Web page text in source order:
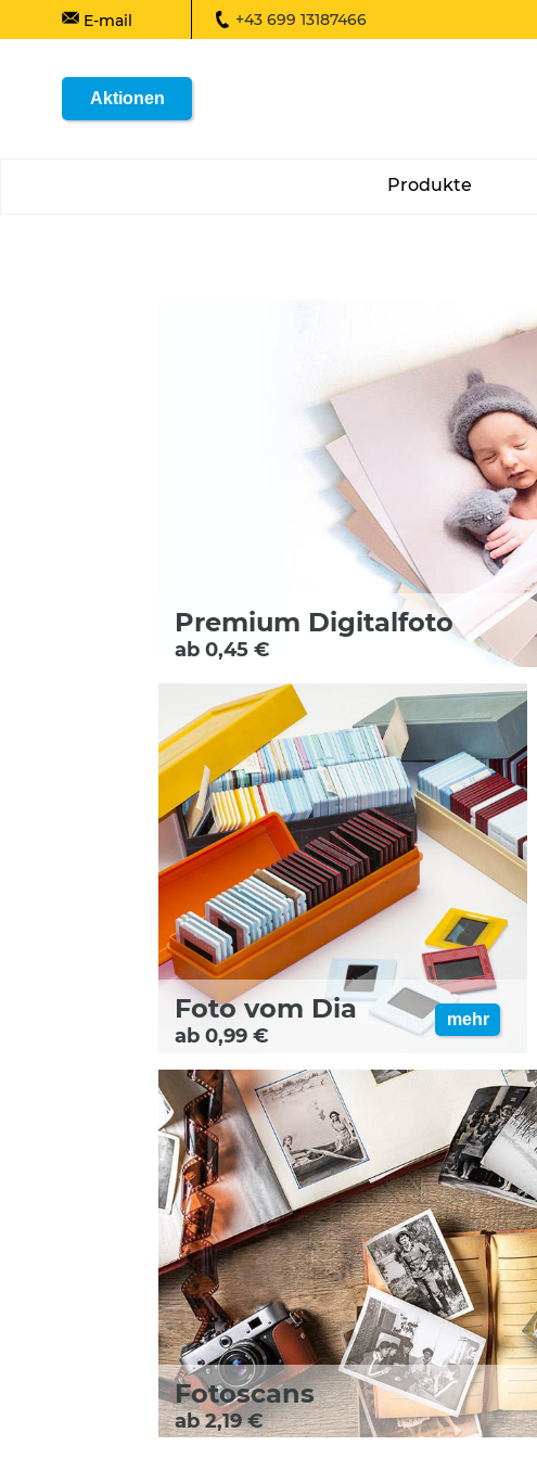
E-mail +43 699 13187466
Aktionen
Produkte
Premium Digitalfoto
ab 0,45 €
Foto vom Dia
ab 0,99 €
mehr
Fotoscans
ab 2,19 €